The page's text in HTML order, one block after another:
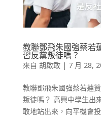
教聯鄧飛朱國強蔡若
習反黨叛徒嗎？
來自 胡啟敢| 7 月 28,
教聯鄧飛朱國強蔡若蓮
叛徒嗎？ 高興中學生出
敢地站出來，向平機會